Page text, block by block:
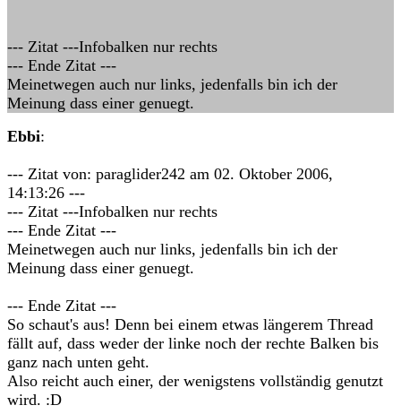
--- Zitat ---Infobalken nur rechts
--- Ende Zitat ---
Meinetwegen auch nur links, jedenfalls bin ich der
Meinung dass einer genuegt.
Ebbi:
--- Zitat von: paraglider242 am 02. Oktober 2006,
14:13:26 ---
--- Zitat ---Infobalken nur rechts
--- Ende Zitat ---
Meinetwegen auch nur links, jedenfalls bin ich der
Meinung dass einer genuegt.
--- Ende Zitat ---
So schaut's aus! Denn bei einem etwas längerem Thread
fällt auf, dass weder der linke noch der rechte Balken bis
ganz nach unten geht.
Also reicht auch einer, der wenigstens vollständig genutzt
wird. :D